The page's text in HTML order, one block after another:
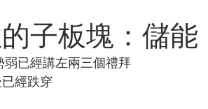
子板塊：儲能
已經講左兩三個禮拜
經跌穿